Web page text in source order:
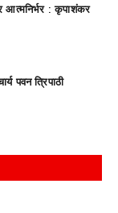
: कृपाशंकर
पवन त्रिपाठी